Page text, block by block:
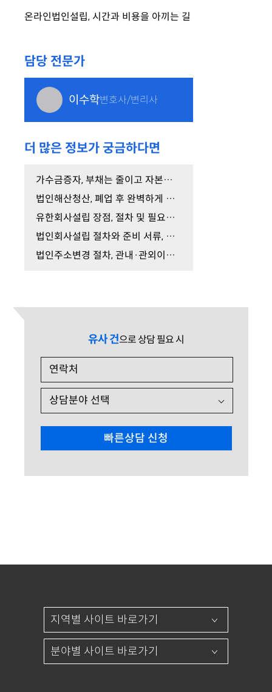
온라인법인설립, 시간과 비용을 아끼는 길
담당 전문가
이수학변호사/변리사
더 많은 정보가 궁금하다면
가수금증자, 부채는 줄이고 자본금은 늘리는 방법
법인해산청산, 폐업 후 완벽하게 법인을 소멸시키는 …
유한회사설립 장점, 절차 및 필요서류 총정리
법인회사설립 절차와 준비 서류, 성공적인 전환 방법…
법인주소변경 절차, 관내·관외이전 차이부터 주의사…
유사 건으로 상담 필요 시